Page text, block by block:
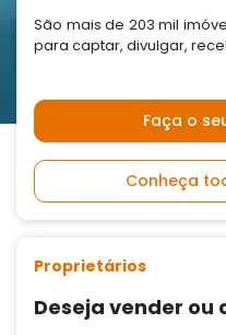
São mais de 203 mil
para captar, divulgar,
Faça o
Conheça
Proprietários
Deseja vender ou